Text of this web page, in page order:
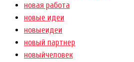
новая работа
новые идеи
новыеидеи
новый партнер
новыйчеловек